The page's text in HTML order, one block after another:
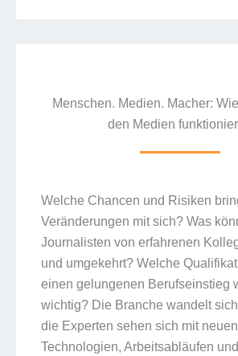
Menschen. Medien. Macher:
den Medien
Welche Chancen und Risiken
Veränderungen mit sich? Was
Journalisten von erfahrenen
und umgekehrt? Welche
einen gelungenen Berufseinstieg
wichtig? Die Branche wandelt
die Experten sehen sich mit neuen
Technologien, Arbeitsabläufen und